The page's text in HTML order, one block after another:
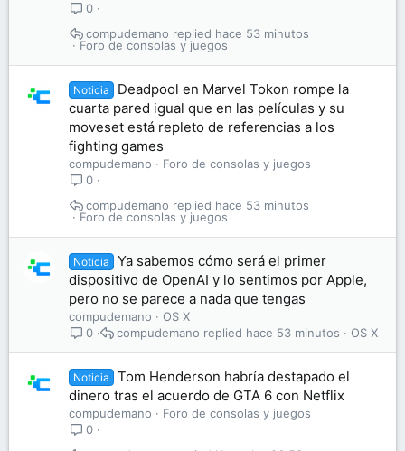
0
Foro de consolas y juegos
hace 53 minutos
compudemano
Noticia
Deadpool en Marvel Tokon rompe la
cuarta pared igual que en las películas y su
moveset está repleto de referencias a los
fighting games
compudemano
Foro de consolas y juegos
0
Foro de consolas y juegos
hace 53 minutos
compudemano
Noticia
Ya sabemos cómo será el primer
dispositivo de OpenAI y lo sentimos por Apple,
pero no se parece a nada que tengas
compudemano
OS X
0
OS X
hace 53 minutos
compudemano
Noticia
Tom Henderson habría destapado el
dinero tras el acuerdo de GTA 6 con Netflix
compudemano
Foro de consolas y juegos
0